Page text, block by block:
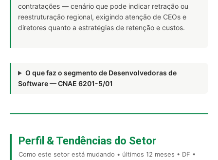
contratações — cenário que pode indicar retração ou
reestruturação regional, exigindo atenção de CEOs e
diretores quanto a estratégias de retenção e custos.
O que faz o segmento de Desenvolvedoras de
Software — CNAE 6201-5/01
Perfil & Tendências do Setor
Como este setor está mudando • últimos 12 meses • DF •